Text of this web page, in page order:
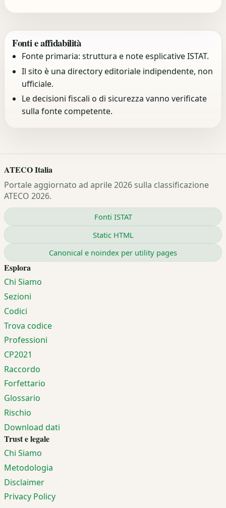
Fonti e affidabilità
Fonte primaria: struttura e note esplicative ISTAT.
Il sito è una directory editoriale indipendente, non
ufficiale.
Le decisioni fiscali o di sicurezza vanno verificate
sulla fonte competente.
ATECO Italia
Portale aggiornato ad aprile 2026 sulla classificazione
ATECO 2026.
Fonti ISTAT
Static HTML
Canonical e noindex per utility pages
Esplora
Chi Siamo
Sezioni
Codici
Trova codice
Professioni
CP2021
Raccordo
Forfettario
Glossario
Rischio
Download dati
Trust e legale
Chi Siamo
Metodologia
Disclaimer
Privacy Policy